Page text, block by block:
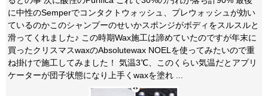
に中性のSemperでコンタクトウォッシュ、プレウォッシュが効い
ているのかこのシャンプーのせいかスポンジがボディをスルスルと
滑ってくれました♪ この時期Wax施工は諦めていたのですが年末に
買ったクリスマスwaxのAbsolutewax NOELを使ってみたいので重
ね掛けで施工してみました！ 気温3℃、このくらい気温だとアプリ
ケーターが団子状態になり上手くwaxを塗れ ...